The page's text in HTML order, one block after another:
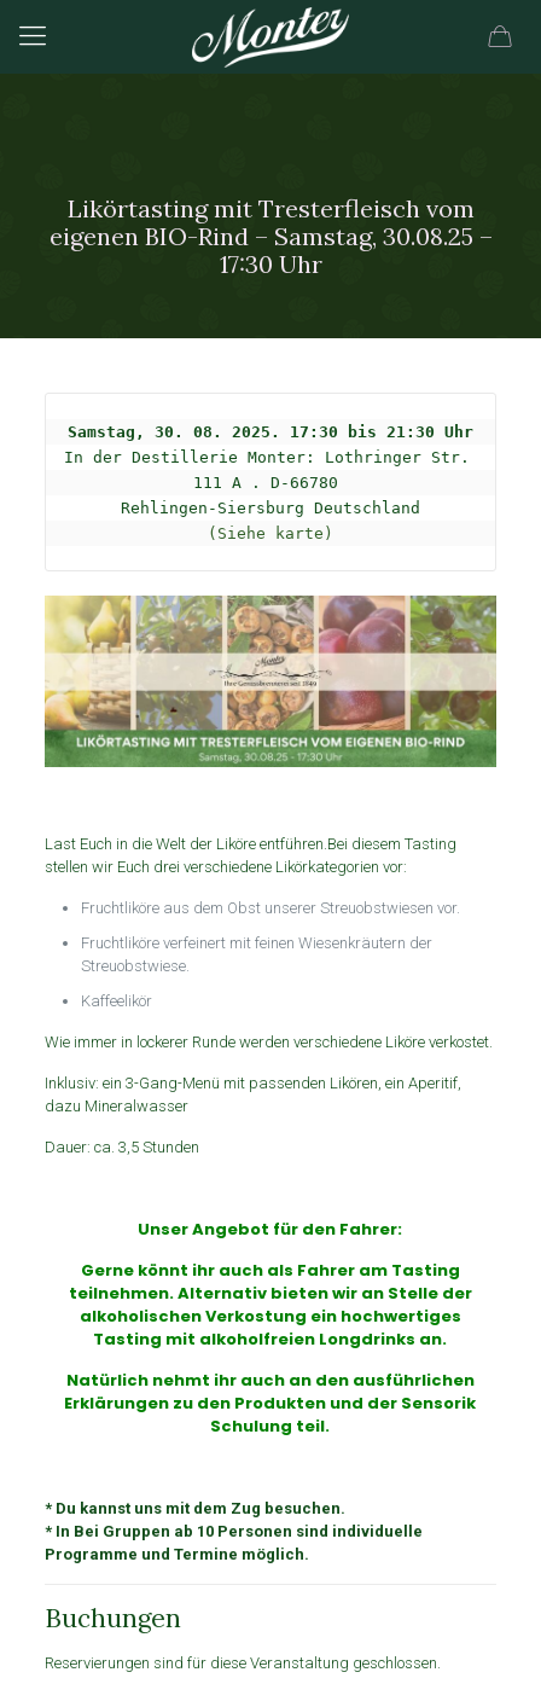
Likörtasting mit Tresterfleisch vom
eigenen BIO-Rind – Samstag, 30.08.25 –
17:30 Uhr
Samstag, 30. 08. 2025. 17:30 bis 21:30 Uhr
In der Destillerie Monter: Lothringer Str.
111 A . D-66780
(Siehe karte)
Last Euch in die Welt der Liköre entführen.Bei diesem Tasting
stellen wir Euch drei verschiedene Likörkategorien vor:
Fruchtliköre aus dem Obst unserer Streuobstwiesen vor.
Fruchtliköre verfeinert mit feinen Wiesenkräutern der
Streuobstwiese.
Kaffeelikör
Wie immer in lockerer Runde werden verschiedene Liköre verkostet.
Inklusiv: ein 3-Gang-Menü mit passenden Likören, ein Aperitif,
dazu Mineralwasser
Dauer: ca. 3,5 Stunden
Unser Angebot für den Fahrer:
Gerne könnt ihr auch als Fahrer am Tasting
teilnehmen. Alternativ bieten wir an Stelle der
alkoholischen Verkostung ein hochwertiges
Tasting mit alkoholfreien Longdrinks an.
Natürlich nehmt ihr auch an den ausführlichen
Erklärungen zu den Produkten und der Sensorik
Schulung teil.
* Du kannst uns mit dem Zug besuchen.
* In Bei Gruppen ab 10 Personen sind individuelle
Programme und Termine möglich.
Buchungen
Reservierungen sind für diese Veranstaltung geschlossen.